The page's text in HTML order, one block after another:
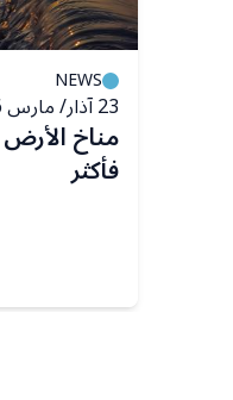
NEWS
23 آذار/ مارس 2026
مناخ الأرض
فأكثر